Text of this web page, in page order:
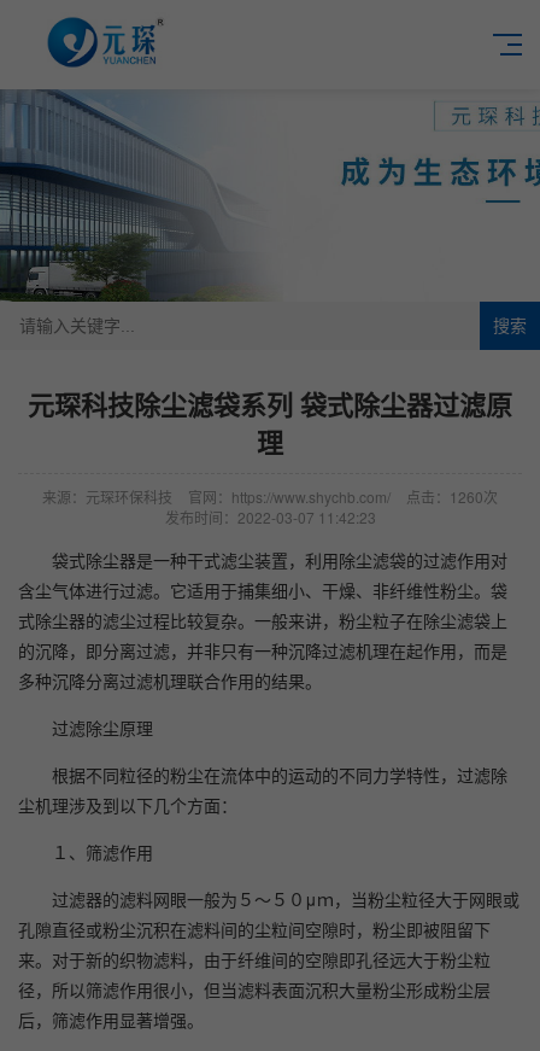
搜索
元琛科技除尘滤袋系列 袋式除尘器过滤原
理
来源：元琛环保科技 官网：https://www.shychb.com/
点击：1260次
发布时间：2022-03-07 11:42:23
袋式除尘器是一种干式滤尘装置，利用除尘滤袋的过滤作用对
含尘气体进行过滤。它适用于捕集细小、干燥、非纤维性粉尘。袋
式除尘器的滤尘过程比较复杂。一般来讲，粉尘粒子在除尘滤袋上
的沉降，即分离过滤，并非只有一种沉降过滤机理在起作用，而是
多种沉降分离过滤机理联合作用的结果。
过滤除尘原理
根据不同粒径的粉尘在流体中的运动的不同力学特性，过滤除
尘机理涉及到以下几个方面：
１、筛滤作用
过滤器的滤料网眼一般为５～５０μｍ，当粉尘粒径大于网眼或
孔隙直径或粉尘沉积在滤料间的尘粒间空隙时，粉尘即被阻留下
来。对于新的织物滤料，由于纤维间的空隙即孔径远大于粉尘粒
径，所以筛滤作用很小，但当滤料表面沉积大量粉尘形成粉尘层
后，筛滤作用显著增强。